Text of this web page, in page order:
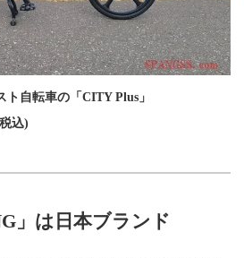
自転車の「CITY Plus」
込)
」は日本ブランド